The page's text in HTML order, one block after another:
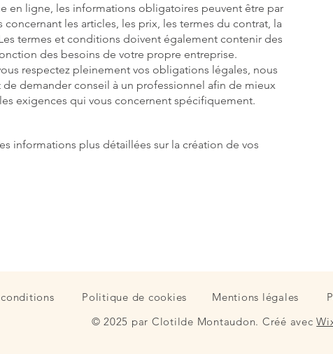
en ligne, les informations obligatoires peuvent être par
concernant les articles, les prix, les termes du contrat, la
termes et conditions doivent également contenir des
des besoins de votre propre entreprise.
respectez pleinement vos obligations légales, nous
demander conseil à un professionnel afin de mieux
exigences qui vous concernent spécifiquement.
informations plus détaillées sur la création de vos
Politique de cookies Mentions légales
© 2025 par Clotilde Montaudon. Créé avec